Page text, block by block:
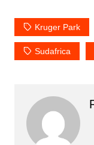
Kruger Park
Sudafrica